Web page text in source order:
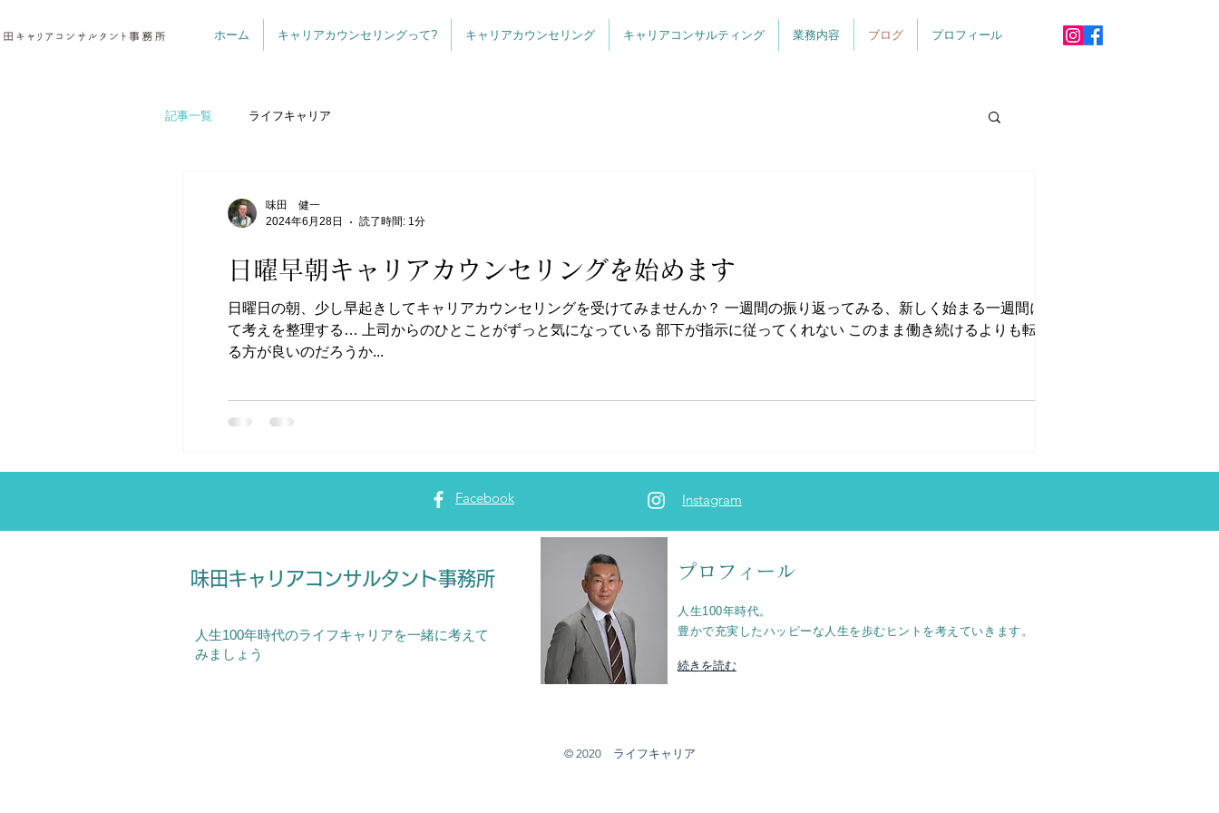
ホーム キャリアカウンセリングって? キャリアカウンセリング キャリアコンサルティング 業務内容 ブログ プロフィール
記事一覧 ライフキャリア
日曜早朝キャリアカウンセリングを始めます
日曜日の朝、少し早起きしてキャリアカウンセリングを受けてみませんか？ 一週間の振り返ってみる、新しく始まる一週間に向け
て考えを整理する… 上司からのひとことがずっと気になっている 部下が指示に従ってくれない このまま働き続けるよりも転職す
る方が良いのだろうか...
味田 健一
2024年6月28日
読了時間: 1分
Facebook Instagram
味田キャリアコンサルタント事務所
人生100年時代のライフキャリアを一緒に考えて
みましょう
プロフィール
人生100年時代。
​豊かで充実したハッピーな人生を歩むヒントを考えていきます。
続きを読む
© 2020 ライフキャリア